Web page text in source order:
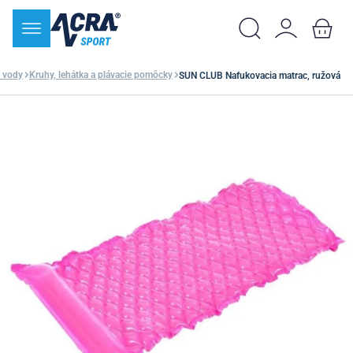
vody Kruhy, lehátka a plávacie pomôcky SUN CLUB Nafukovacia matrac, ružová